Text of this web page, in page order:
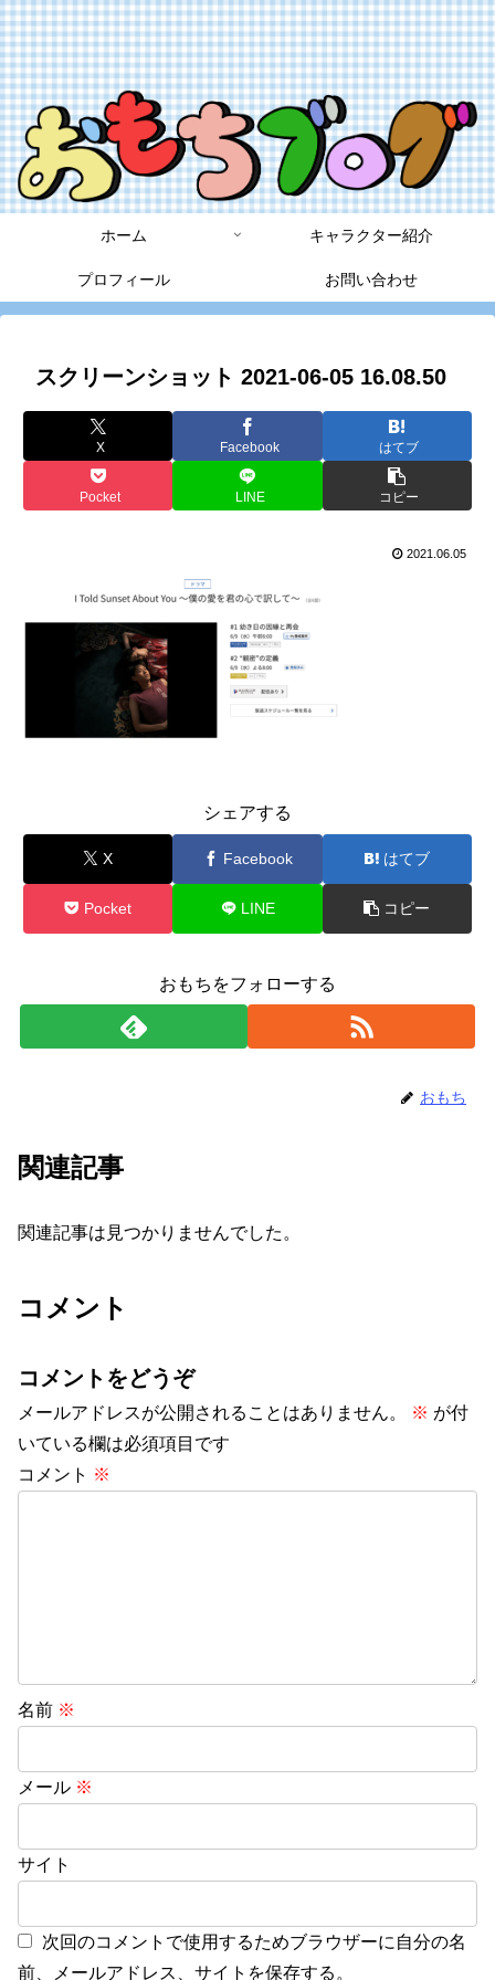
ホーム キャラクター紹介
プロフィール お問い合わせ
スクリーンショット 2021-06-05 16.08.50
X Facebook はてブ
Pocket LINE コピー
2021.06.05
シェアする
X Facebook はてブ
Pocket LINE コピー
おもちをフォローする
おもち
関連記事
関連記事は見つかりませんでした。
コメント
コメントをどうぞ
メールアドレスが公開されることはありません。 ※ が付
いている欄は必須項目です
コメント ※
名前 ※
メール ※
サイト
次回のコメントで使用するためブラウザーに自分の名
前、メールアドレス、サイトを保存する。